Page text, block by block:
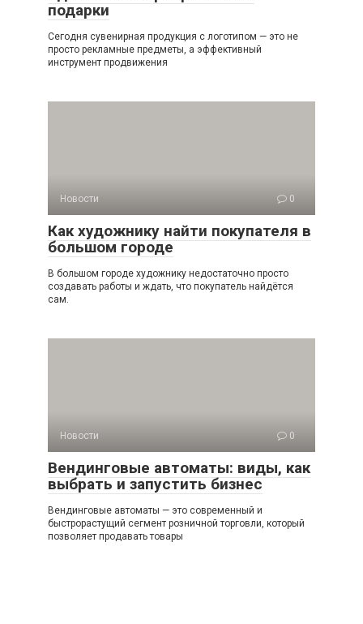
подарки
Сегодня сувенирная продукция с логотипом — это не
просто рекламные предметы, а эффективный
инструмент продвижения
Новости 0
Как художнику найти покупателя в
большом городе
В большом городе художнику недостаточно просто
создавать работы и ждать, что покупатель найдётся
сам.
Новости 0
Вендинговые автоматы: виды, как
выбрать и запустить бизнес
Вендинговые автоматы — это современный и
быстрорастущий сегмент розничной торговли, который
позволяет продавать товары